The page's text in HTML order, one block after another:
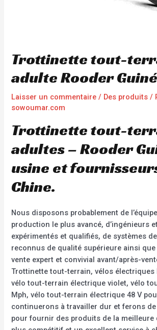
Trottinette tout-
adulte Rooder
Laisser un commentaire / Des produits /
sowoumar.com
Trottinette tout-
adultes – Rooder
usine et
Chine.
Nous disposons probablement de
production le plus avancé, d’ingénieurs
expérimentés et qualifiés, de systèmes
reconnus de qualité supérieure ainsi que
vente expert et convivial avant/après-
Trottinette tout-terrain, vélos électriques
vélo tout-terrain électrique violet, vélo
Mph, vélo tout-terrain électrique 48 V
continuerons à travailler dur et ferons
pour fournir des produits de la meilleure